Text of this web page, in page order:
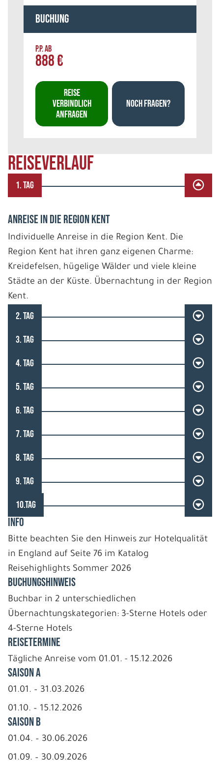
REISEVERLAUF
1. TAG
ANREISE IN DIE REGION KENT
Individuelle Anreise in die Region Kent. Die
Region Kent hat ihren ganz eigenen Charme:
Kreidefelsen, hügelige Wälder und viele kleine
Städte an der Küste. Übernachtung in der Region
Kent.
2. TAG
3. TAG
4. TAG
5. TAG
6. TAG
7. TAG
8. TAG
9. TAG
10.TAG
INFO
Bitte beachten Sie den Hinweis zur Hotelqualität
in England auf Seite 76 im Katalog
Reisehighlights Sommer 2026
BUCHUNGSHINWEIS
Buchbar in 2 unterschiedlichen
Übernachtungskategorien: 3-Sterne Hotels oder
4-Sterne Hotels
REISETERMINE
Tägliche Anreise vom 01.01. - 15.12.2026
Saison A
01.01. – 31.03.2026
01.10. – 15.12.2026
Saison B
01.04. – 30.06.2026
01.09. – 30.09.2026
Buchung
P.P. AB
888 €
REISE
VERBINDLICH
ANFRAGEN
NOCH FRAGEN?